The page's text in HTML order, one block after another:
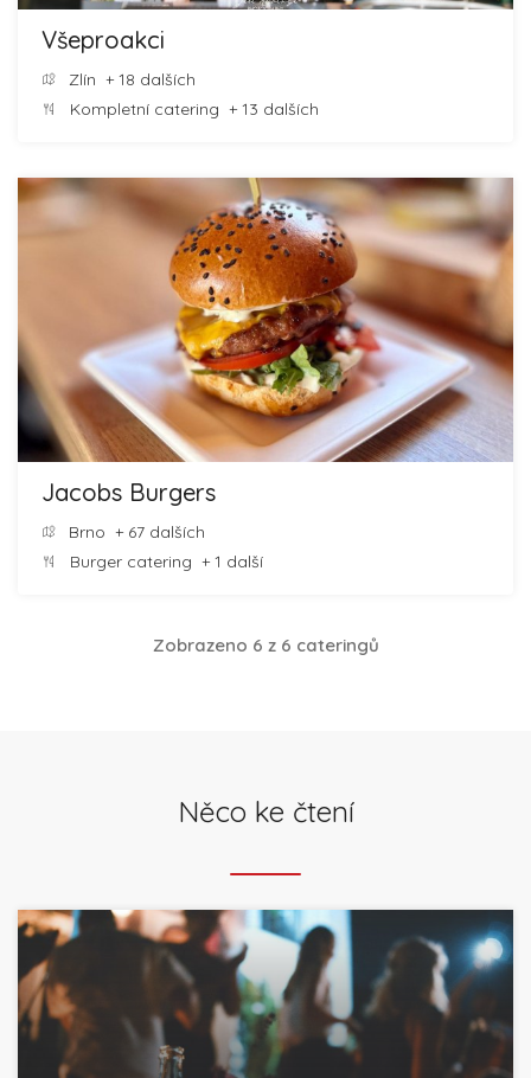
Všeproakci
Zlín + 18 dalších
Kompletní catering + 13 dalších
Jacobs Burgers
Brno + 67 dalších
Burger catering + 1 další
Zobrazeno 6 z 6 cateringů
Něco ke čtení